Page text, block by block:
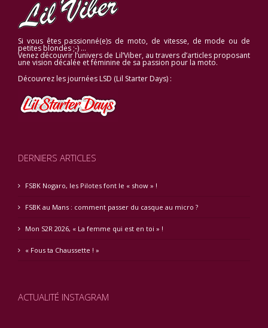
Si vous êtes passionné(e)s de moto, de vitesse, de mode ou de
petites blondes ;-) …
Venez découvrir l’univers de Lil’Viber, au travers d’articles proposant
une vision décalée et féminine de sa passion pour la moto.
Découvrez les journées LSD (Lil Starter Days) :
DERNIERS ARTICLES
FSBK Nogaro, les Pilotes font le « show » !
FSBK au Mans : comment passer du casque au micro ?
Mon S2R 2026, « La femme qui est en toi » !
« Fous ta Chaussette ! »
ACTUALITÉ INSTAGRAM